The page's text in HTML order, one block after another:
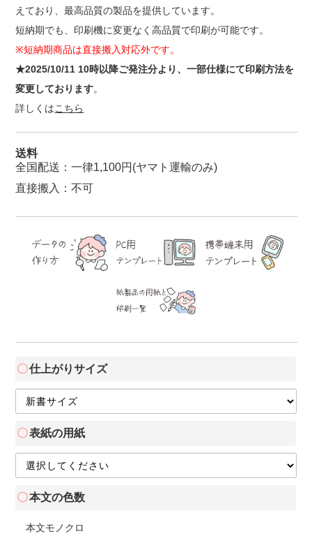
えており、最高品質の製品を提供しています。
短納期でも、印刷機に変更なく高品質で印刷が可能です。
※短納期商品は直接搬入対応外です。
★2025/10/11 10時以降ご発注分より、一部仕様にて印刷方法を
変更しております。
詳しくはこちら
送料
全国配送：一律1,100円(ヤマト運輸のみ)
直接搬入：不可
仕上がりサイズ
表紙の用紙
本文の色数
本文モノクロ